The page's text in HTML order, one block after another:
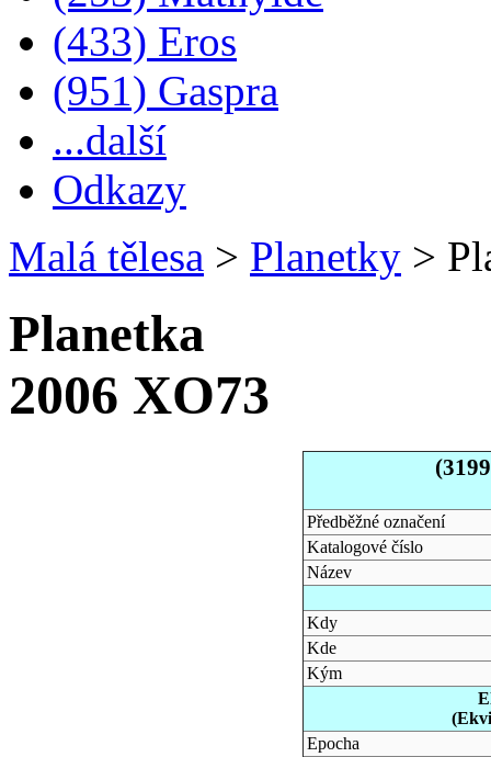
(433) Eros
(951) Gaspra
...další
Odkazy
Malá tělesa > Planetky >
Planetka
2006 XO73
Předběžné označení
Katalogové číslo
Název
Kdy
Kde
Kým
Epocha